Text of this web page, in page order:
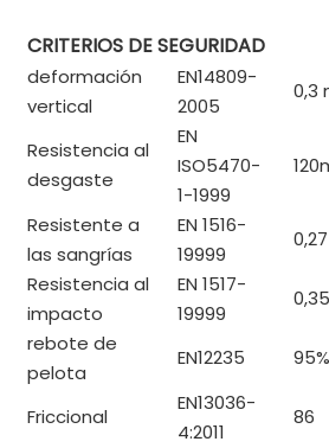
CRITERIOS DE SEGURIDAD
deformación
vertical
EN14809-
2005
0,3
Resistencia al
desgaste
EN
ISO5470-
1-1999
Resistente a
las sangrías
EN 1516-
19999
Resistencia al
impacto
EN 1517-
19999
rebote de
pelota
EN12235 95%
Friccional
EN13036-
4:2011
86